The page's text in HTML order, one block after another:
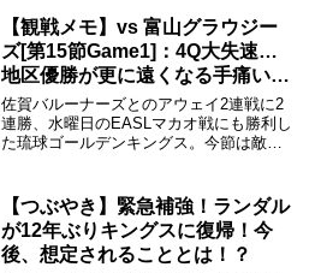
【観戦メモ】vs 富山グラウジー
ズ[第15節Game1]：4Q大失速…
地区優勝が更に遠くなる手痛い敗
戦。
佐賀バルーナーズとのアウェイ2連戦に2
連勝、水曜日のEASLマカオ戦にも勝利し
た琉球ゴールデンキングス。今節は敵地
富山グラウジーズ戦を観戦して感じたこ
とや印象に残った場面を中心に、振り返
り用の観戦メモとしてまとめました。
【つぶやき】緊急補強！ランダル
が12年ぶりキングスに復帰！今
後、想定されることとは！？